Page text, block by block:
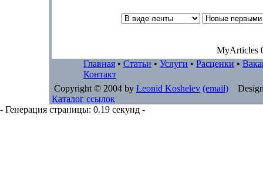
MyArticles
Главная • Статьи • Услуги • Расценки •
Контакт
Copyright © 2004 by Leonid Koshelev (email)
Каталог ссылок
- Генерация страницы: 0.19 секунд -